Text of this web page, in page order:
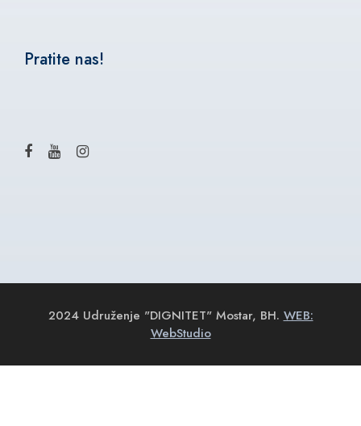
Pratite nas!
2024 Udruženje "DIGNITET" Mostar, BH. WEB:
WebStudio